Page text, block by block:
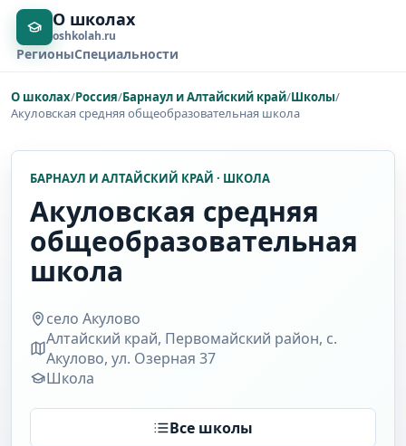
О школах
oshkolah.ru
РегионыСпециальности
О школах/Россия/Барнаул и Алтайский край/Школы/
Акуловская средняя общеобразовательная школа
БАРНАУЛ И АЛТАЙСКИЙ КРАЙ · ШКОЛА
Акуловская средняя
общеобразовательная
школа
село Акулово
Алтайский край, Первомайский район, с.
Акулово, ул. Озерная 37
Школа
Все школы